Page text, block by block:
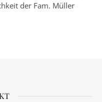
der Fam. Müller